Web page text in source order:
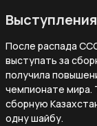
После распада
выступать за
получила
чемпионате мира.
сборную
одну шайбу.